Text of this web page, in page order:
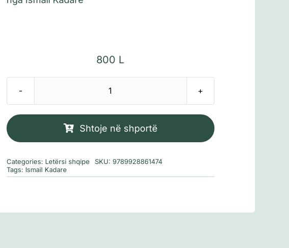
800 L
Sasi
i
Shtoje në shportë
Categories: Letërsi shqipe SKU: 9789928861474
Tags: Ismail Kadare